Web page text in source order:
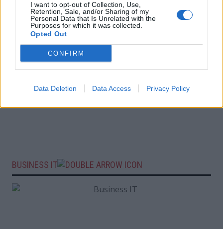
I want to opt-out of Collection, Use,
Retention, Sale, and/or Sharing of my
Personal Data that Is Unrelated with the
Purposes for which it was collected.
Opted Out
CONFIRM
Data Deletion Data Access Privacy Policy
BUSINESS IT